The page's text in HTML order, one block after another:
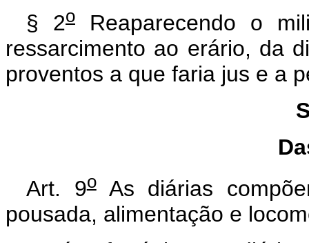
§ 2o Reaparecendo o
ressarcimento ao erário, da
proventos a que faria jus e a
Art. 9oAs diárias
pousada, alimentação e